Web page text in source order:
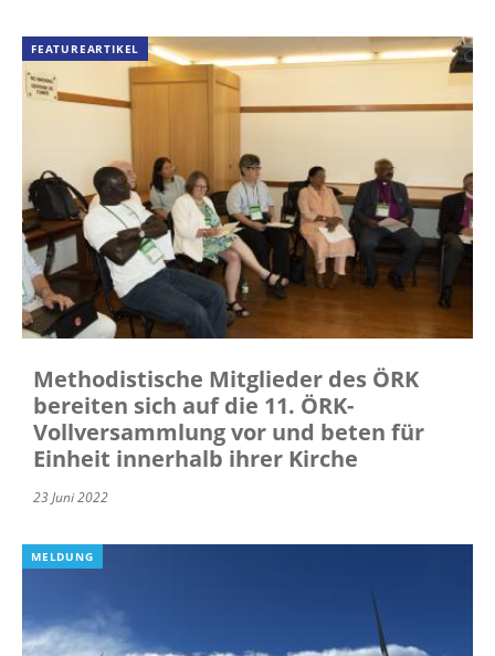
FEATUREARTIKEL
Methodistische Mitglieder des ÖRK
bereiten sich auf die 11. ÖRK-
Vollversammlung vor und beten für
Einheit innerhalb ihrer Kirche
23 Juni 2022
MELDUNG